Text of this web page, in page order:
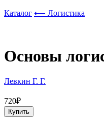
Каталог ⟵ Логистика
Основы
Левкин Г. Г.
720₽
Купить